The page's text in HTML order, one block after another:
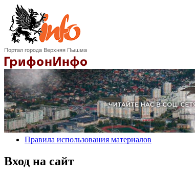
Правила использования материалов
Вход на сайт